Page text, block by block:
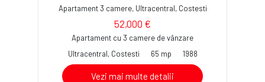
Apartament 3 camere, Ultracentral, Costesti
52,000 €
Apartament cu 3 camere de vânzare
Ultracentral, Costesti
65 mp 1988
Vezi mai multe detalii